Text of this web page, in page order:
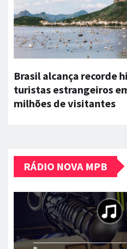
Brasil alcança recorde
turistas estrangeiros
milhões de visitantes
RÁDIO NOVA MPB